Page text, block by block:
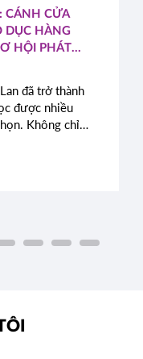
CÁNH CỬA
DỤC HÀNG
HỘI PHÁT
đã trở thành
được nhiều
Không chỉ
giá cao nhờ